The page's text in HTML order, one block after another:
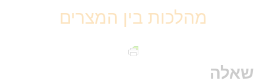
מהלכות בין המצרים
שאלה